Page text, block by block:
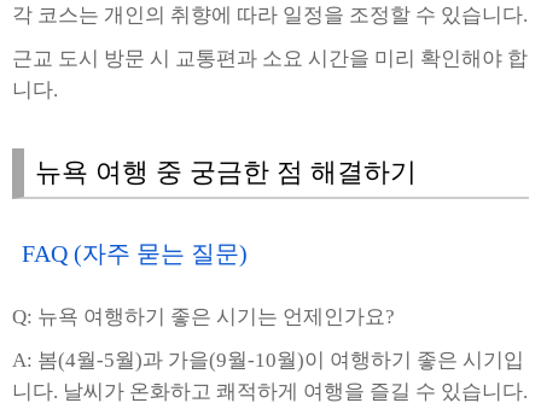
각 코스는 개인의 취향에 따라 일정을 조정할 수 있습니다.
근교 도시 방문 시 교통편과 소요 시간을 미리 확인해야 합
니다.
뉴욕 여행 중 궁금한 점 해결하기
FAQ (자주 묻는 질문)
Q: 뉴욕 여행하기 좋은 시기는 언제인가요?
A: 봄(4월-5월)과 가을(9월-10월)이 여행하기 좋은 시기입
니다. 날씨가 온화하고 쾌적하게 여행을 즐길 수 있습니다.